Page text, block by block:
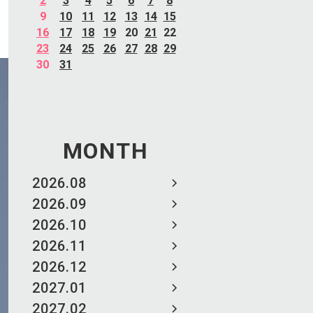
9
10 11 12 13 14 15
16
17 18 19 20 21
22
23
24 25 26 27 28 29
30
31
MONTH
2026.08
2026.09
2026.10
2026.11
2026.12
2027.01
2027.02